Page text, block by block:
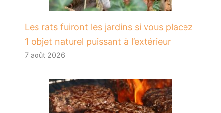
Les rats fuiront les jardins si vous placez
1 objet naturel puissant à l’extérieur
7 août 2026